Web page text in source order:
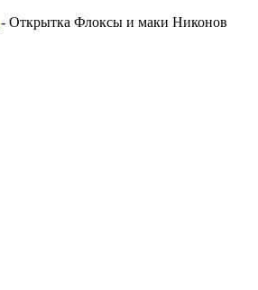
- Открытка Флоксы и маки Никонов